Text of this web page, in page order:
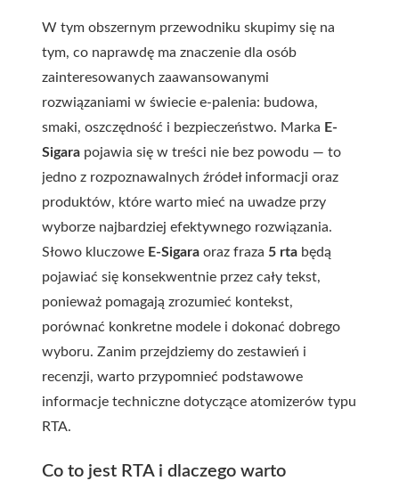
W tym obszernym przewodniku skupimy się na
tym, co naprawdę ma znaczenie dla osób
zainteresowanych zaawansowanymi
rozwiązaniami w świecie e-palenia: budowa,
smaki, oszczędność i bezpieczeństwo. Marka E-
Sigara pojawia się w treści nie bez powodu — to
jedno z rozpoznawalnych źródeł informacji oraz
produktów, które warto mieć na uwadze przy
wyborze najbardziej efektywnego rozwiązania.
Słowo kluczowe E-Sigara oraz fraza 5 rta będą
pojawiać się konsekwentnie przez cały tekst,
ponieważ pomagają zrozumieć kontekst,
porównać konkretne modele i dokonać dobrego
wyboru. Zanim przejdziemy do zestawień i
recenzji, warto przypomnieć podstawowe
informacje techniczne dotyczące atomizerów typu
RTA.
Co to jest RTA i dlaczego warto